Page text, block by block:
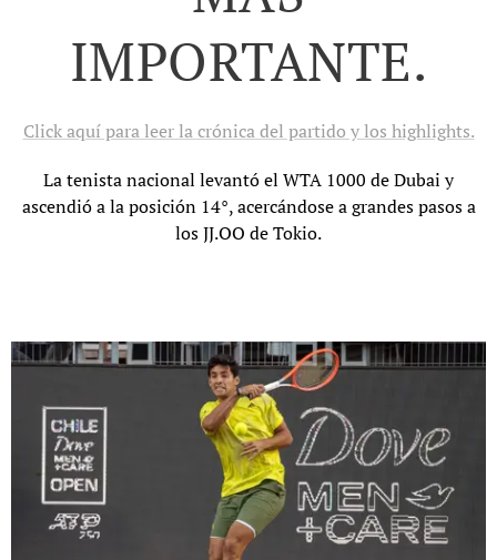
IMPORTANTE.
Click aquí para leer la crónica del partido y los highlights.
La tenista nacional levantó el WTA 1000 de Dubai y
ascendió a la posición 14°, acercándose a grandes pasos a
los JJ.OO de Tokio.